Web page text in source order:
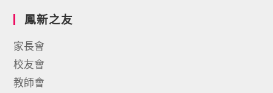
鳳新之友
家長會
校友會
教師會